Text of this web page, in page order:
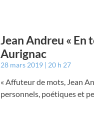
Jean Andreu «
Aurignac
28 mars 2019 20 h 27
« Affuteur de mots, Jean
personnels, poétiques et